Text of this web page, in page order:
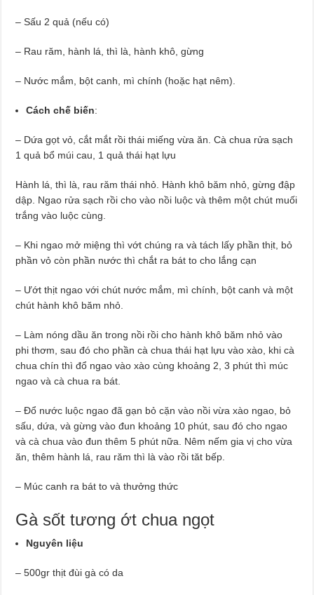
– Sấu 2 quả (nếu có)
– Rau răm, hành lá, thì là, hành khô, gừng
– Nước mắm, bột canh, mì chính (hoặc hạt nêm).
Cách chế biến:
– Dứa gọt vỏ, cắt mắt rồi thái miếng vừa ăn. Cà chua rửa sạch
1 quả bổ múi cau, 1 quả thái hạt lựu
Hành lá, thì là, rau răm thái nhỏ. Hành khô băm nhỏ, gừng đập
dập. Ngao rửa sạch rồi cho vào nồi luộc và thêm một chút muối
trắng vào luộc cùng.
– Khi ngao mở miệng thì vớt chúng ra và tách lấy phần thịt, bỏ
phần vỏ còn phần nước thì chắt ra bát to cho lắng cạn
– Ướt thịt ngao với chút nước mắm, mì chính, bột canh và một
chút hành khô băm nhỏ.
– Làm nóng dầu ăn trong nồi rồi cho hành khô băm nhỏ vào
phi thơm, sau đó cho phần cà chua thái hạt lựu vào xào, khi cà
chua chín thì đổ ngao vào xào cùng khoảng 2, 3 phút thì múc
ngao và cà chua ra bát.
– Đổ nước luộc ngao đã gạn bỏ cặn vào nồi vừa xào ngao, bỏ
sấu, dứa, và gừng vào đun khoảng 10 phút, sau đó cho ngao
và cà chua vào đun thêm 5 phút nữa. Nêm nếm gia vị cho vừa
ăn, thêm hành lá, rau răm thì là vào rồi tăt bếp.
– Múc canh ra bát to và thưởng thức
Gà sốt tương ớt chua ngọt
Nguyên liệu
– 500gr thịt đùi gà có da